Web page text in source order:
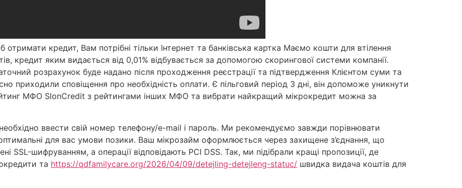
кредит, Вам потрібні тільки Інтернет та банківська картка Маємо кошти для втілення
кредит яким видається від 0,01% відбувається за допомогою скорингової системи компанії.
розрахунок буде надано після проходження реєстрації та підтвердження Клієнтом суми та
приходили сповіщення про необхідність оплати. Є пільговий період 3 дні, він допоможе уникнути
МФО SlonCredit з рейтингами інших МФО та вибрати найкращий мікрокредит можна за
ввести свій номер телефону/e-mail і пароль. Ми рекомендуємо завжди порівнювати
для вас умови позики. Ваш мікрозайм оформлюється через захищене з’єднання, що
SSL-шифруванням, а операції відповідають PCI DSS. Так, ми підібрали кращі пропозиції, де
та https://qdfamilycare.org/2026/04/09/detejling-detejleng-statuc/ швидка видача коштів для